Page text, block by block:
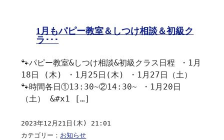
1月もパピー教室＆しつけ相談＆初級ク
ラ･･･
🐾パピー教室&しつけ相談&初級クラス日程 ・1月
18日 (木) ・1月25日(木) ・1月27日（土）
🐾時間各日①13:30~②14:30~ ・1月20日
（土） &#x1 […]
2023年12月21日(木) 21:01
カテゴリー： お知らせ